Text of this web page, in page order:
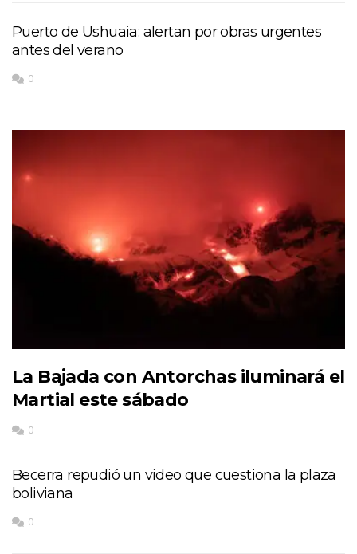
Puerto de Ushuaia: alertan por obras urgentes
antes del verano
0
La Bajada con Antorchas iluminará el
Martial este sábado
0
Becerra repudió un video que cuestiona la plaza
boliviana
0